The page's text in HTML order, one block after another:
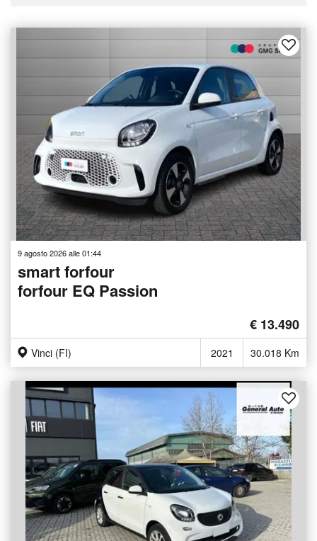
9 agosto 2026 alle 01:44
smart forfour
forfour EQ Passion
€ 13.490
Vinci (FI) 2021 30.018 Km